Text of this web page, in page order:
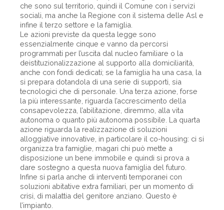
che sono sul territorio, quindi il Comune con i servizi
sociali, ma anche la Regione con il sistema delle Asl e
infine il terzo settore e la famiglia.
Le azioni previste da questa legge sono
essenzialmente cinque e vanno da percorsi
programmati per l’uscita dal nucleo familiare o la
deistituzionalizzazione al supporto alla domiciliarità,
anche con fondi dedicati; se la famiglia ha una casa, la
si prepara dotandola di una serie di supporti, sia
tecnologici che di personale. Una terza azione, forse
la più interessante, riguarda l’accrescimento della
consapevolezza, l’abilitazione, diremmo, alla vita
autonoma o quanto più autonoma possibile. La quarta
azione riguarda la realizzazione di soluzioni
alloggiative innovative, in particolare il co-housing: ci si
organizza tra famiglie, magari chi può mette a
disposizione un bene immobile e quindi si prova a
dare sostegno a questa nuova famiglia del futuro.
Infine si parla anche di interventi temporanei con
soluzioni abitative extra familiari, per un momento di
crisi, di malattia del genitore anziano. Questo è
l’impianto.